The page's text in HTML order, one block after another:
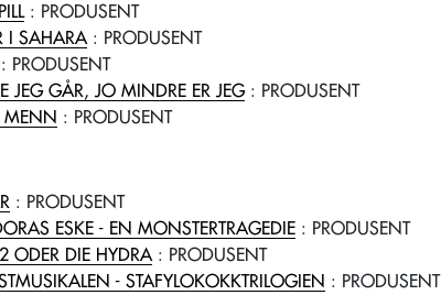
: PRODUSENT
I SAHARA : PRODUSENT
: PRODUSENT
JEG GÅR, JO MINDRE ER JEG: PRODUSENT
MENN : PRODUSENT
: PRODUSENT
ESKE - EN MONSTERTRAGEDIE : PRODUSENT
ODER DIE HYDRA : PRODUSENT
- STAFYLOKOKKTRILOGIEN : PRODUSENT